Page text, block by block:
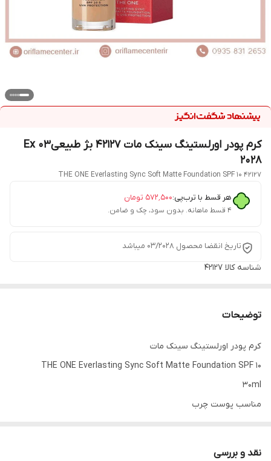
کرم پودر اورلستینگ سینک مات 42127 بژ طبیعیEx 03
2028
THE ONE Everlasting Sync Soft Matte Foundation SPF 10 42127
هر قسط با ترب‌پی:۵۷۲٬۵۰۰ تومان
۴ قسط ماهانه. بدون سود، چک و ضامن.
تاریخ انقضا محصول 03/2028 میباشد
شناسه کالا 42127
توضیحات
کرم پودر اورلستینگ سینک مات
THE ONE Everlasting Sync Soft Matte Foundation SPF 10
30ml
مناسب پوست چرب
نقد و بررسی